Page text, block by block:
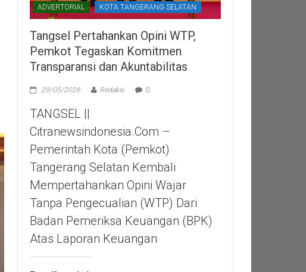
ADVERTORIAL KOTA TANGERANG SELATAN
Tangsel Pertahankan Opini WTP,
Pemkot Tegaskan Komitmen
Transparansi dan Akuntabilitas
29/05/2026 Redaksi 0
TANGSEL ||
Citranewsindonesia.com –
Pemerintah Kota (Pemkot)
Tangerang Selatan Kembali
Mempertahankan Opini Wajar
Tanpa Pengecualian (WTP) Dari
Badan Pemeriksa Keuangan (BPK)
Atas Laporan Keuangan